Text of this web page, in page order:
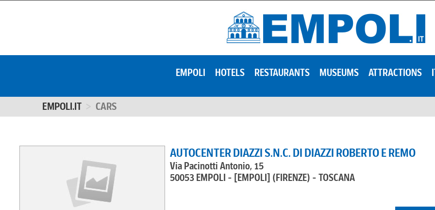
EMPOLI HOTELS RESTAURANTS MUSEUMS ATTRACTIONS
EMPOLI.IT CARS
AUTOCENTER DIAZZI S.N.C. DI DIAZZI ROBERTO E REMO
Via Pacinotti Antonio, 15
50053 EMPOLI - [EMPOLI] (FIRENZE) - TOSCANA